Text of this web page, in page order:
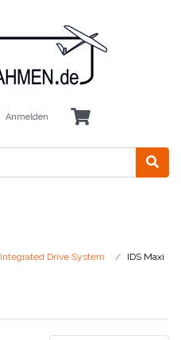
Anmelden
Integrated Drive System IDS Maxi